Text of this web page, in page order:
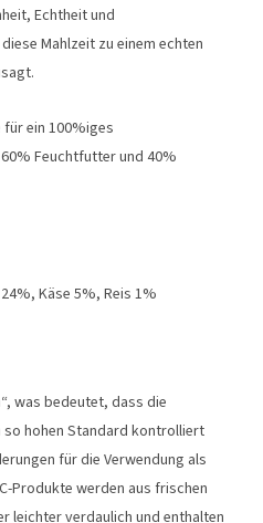
Echtheit und
Mahlzeit zu einem echten
ein 100%iges
Feuchtfutter und 40%
Käse 5%, Reis 1%
was bedeutet, dass die
so hohen Standard kontrolliert
für die Verwendung als
Produkte werden aus frischen
leichter verdaulich und enthalten